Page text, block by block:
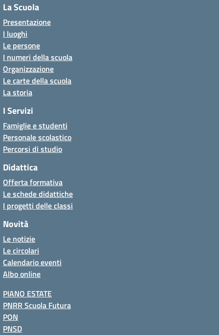
La Scuola
Presentazione
I luoghi
Le persone
I numeri della scuola
Organizzazione
Le carte della scuola
La storia
I Servizi
Famiglie e studenti
Personale scolastico
Percorsi di studio
Didattica
Offerta formativa
Le schede didattiche
I progetti delle classi
Novità
Le notizie
Le circolari
Calendario eventi
Albo online
PIANO ESTATE
PNRR Scuola Futura
PON
PNSD